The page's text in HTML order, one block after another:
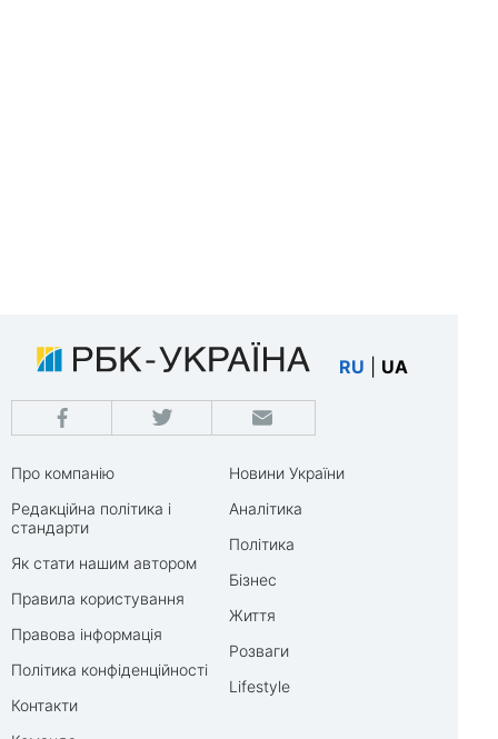
RU UA
Про компанію
Редакційна політика і
стандарти
Як стати нашим автором
Правила користування
Правова інформація
Політика конфіденційності
Контакти
Новини України
Аналітика
Політика
Бізнес
Життя
Розваги
Lifestyle